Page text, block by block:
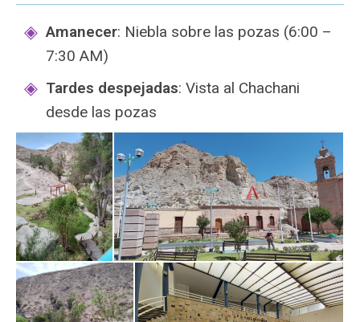
Amanecer: Niebla sobre las pozas (6:00 –
7:30 AM)
Tardes despejadas: Vista al Chachani
desde las pozas